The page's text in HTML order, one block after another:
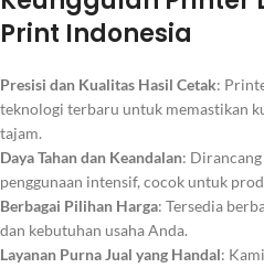
Print Indonesia
Presisi dan Kualitas Hasil Cetak:
teknologi terbaru untuk memastikan
tajam.
Daya Tahan dan Keandalan:
penggunaan intensif, cocok untuk
Berbagai Pilihan Harga: Tersedia
dan kebutuhan usaha Anda.
Layanan Purna Jual yang Handal: